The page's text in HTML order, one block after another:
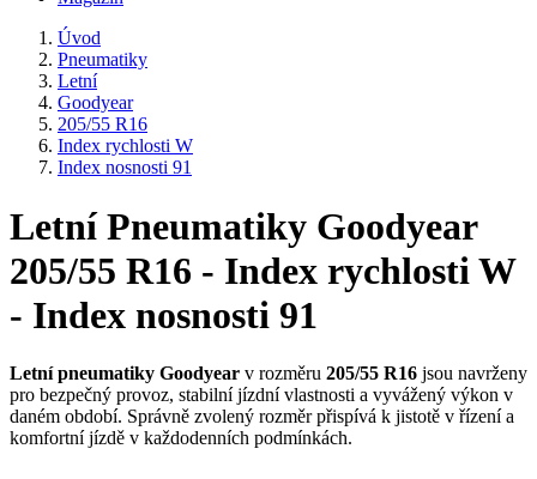
Úvod
Pneumatiky
Letní
Goodyear
205/55 R16
Index rychlosti W
Index nosnosti 91
Letní Pneumatiky Goodyear
205/55 R16 - Index rychlosti W
- Index nosnosti 91
Letní pneumatiky Goodyear v rozměru 205/55 R16 jsou navrženy
pro bezpečný provoz, stabilní jízdní vlastnosti a vyvážený výkon v
daném období. Správně zvolený rozměr přispívá k jistotě v řízení a
komfortní jízdě v každodenních podmínkách.